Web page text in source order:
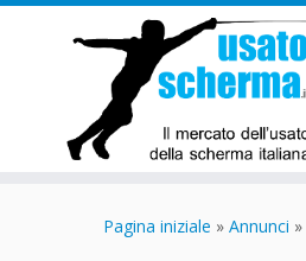
Pagina iniziale » Annunci »